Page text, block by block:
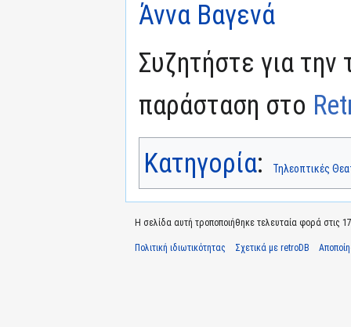
Άννα Βαγενά
Συζητήστε για την
παράσταση στο
Κατηγορία: Τηλεοπτικές
Η σελίδα αυτή τροποποιήθηκε τελευταία φορά στις
Πολιτική ιδιωτικότητας Σχετικά με retroDB